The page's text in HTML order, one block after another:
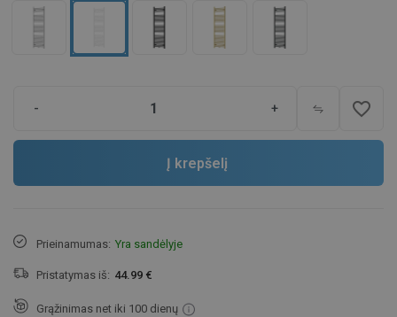
- + favorite_border
Į krepšelį
Prieinamumas: Yra sandėlyje
Pristatymas iš: 44.99 €
Grąžinimas net iki 100 dienų